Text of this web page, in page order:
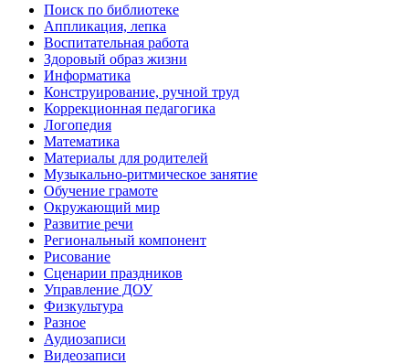
Поиск по библиотеке
Аппликация, лепка
Воспитательная работа
Здоровый образ жизни
Информатика
Конструирование, ручной труд
Коррекционная педагогика
Логопедия
Математика
Материалы для родителей
Музыкально-ритмическое занятие
Обучение грамоте
Окружающий мир
Развитие речи
Региональный компонент
Рисование
Сценарии праздников
Управление ДОУ
Физкультура
Разное
Аудиозаписи
Видеозаписи